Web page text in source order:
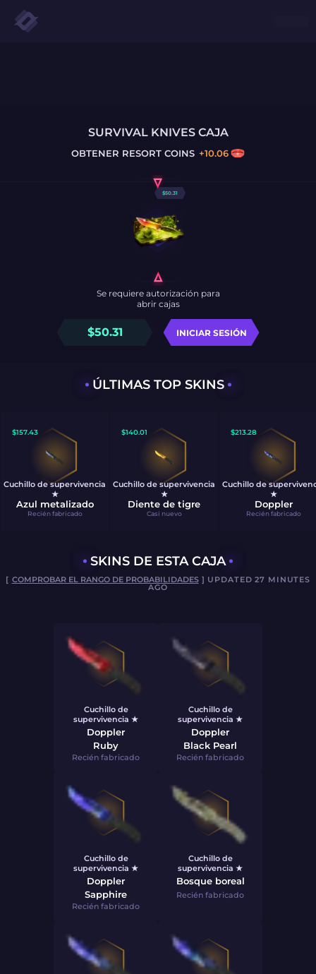
SURVIVAL KNIVES CAJA
OBTENER RESORT COINS +10.06
$50.31
$50.31 INICIAR SESIÓN
Se requiere autorización para
abrir cajas
ÚLTIMAS TOP SKINS
$157.43
Cuchillo de supervivencia
★
Azul metalizado
Recién fabricado
$140.01
Cuchillo de supervivencia
★
Diente de tigre
Casi nuevo
$213.28
Cuchillo de
★
Doppler
Recién fabricado
SKINS DE ESTA CAJA
[ COMPROBAR EL RANGO DE PROBABILIDADES] UPDATED 27 MINUTES
AGO
Cuchillo de
supervivencia ★
Doppler
Ruby
Recién fabricado
Cuchillo de
supervivencia ★
Doppler
Black Pearl
Recién fabricado
Cuchillo de
supervivencia ★
Doppler
Sapphire
Recién fabricado
Cuchillo de
supervivencia ★
Bosque boreal
Recién fabricado